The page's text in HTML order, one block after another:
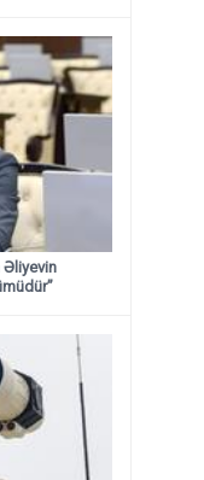
Əliyevin